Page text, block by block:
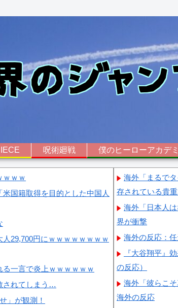
呪術廻戦 僕のヒーローアカデ
ｗｗｗ
国籍取得を目的とした中国人
29,700円にｗｗｗｗｗｗｗｗ
一言で炎上ｗｗｗｗｗｗ
されてしまう…
」が観測！
海外「まるで
存されている貴
海外「日本人
界が衝撃
海外の反応：
『大谷翔平』
の反応）
海外「彼らこ
海外の反応